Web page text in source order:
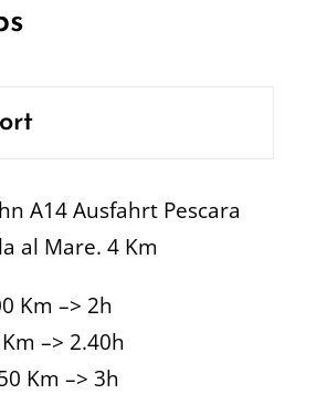
A14 Ausfahrt Pescara
al Mare. 4 Km
Km –> 2h
–> 2.40h
Km –> 3h